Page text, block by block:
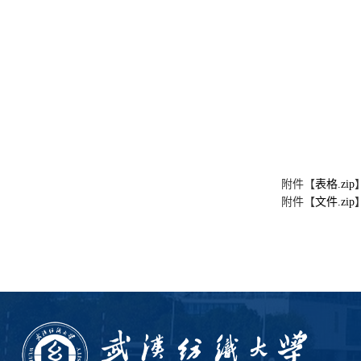
附件【表格.zip
附件【文件.zip